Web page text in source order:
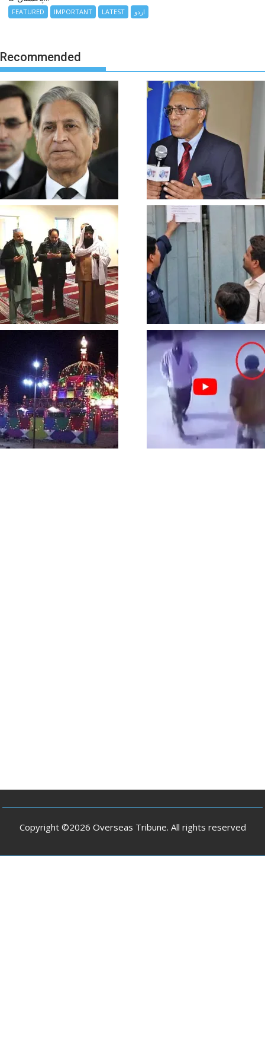
FEATURED IMPORTANT LATEST اردو
Recommended
Copyright ©2026 Overseas Tribune. All rights reserved